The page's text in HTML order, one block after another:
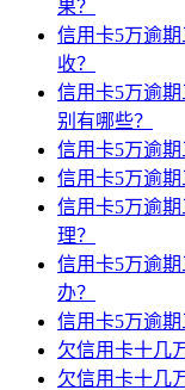
果？
信用卡5万逾
收？
信用卡5万逾
别有哪些？
信用卡5万逾
信用卡5万逾
信用卡5万逾
理？
信用卡5万逾
办？
信用卡5万逾期
欠信用卡十几
欠信用卡十几